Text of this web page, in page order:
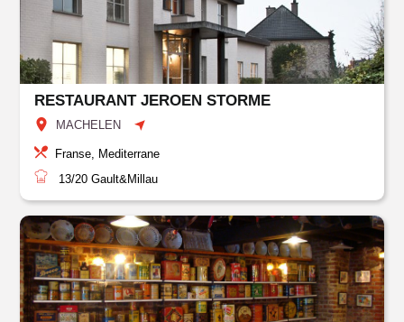
RESTAURANT JEROEN STORME
MACHELEN
Franse, Mediterrane
13/20 Gault&Millau